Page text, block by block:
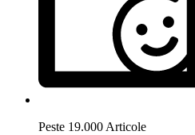
Peste 19.000 Articole